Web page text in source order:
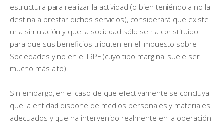
estructura para realizar la actividad (o bien teniéndola no la
destina a prestar dichos servicios), considerará que existe
una simulación y que la sociedad sólo se ha constituido
para que sus beneficios tributen en el Impuesto sobre
Sociedades y no en el IRPF (cuyo tipo marginal suele ser
mucho más alto).
Sin embargo, en el caso de que efectivamente se concluya
que la entidad dispone de medios personales y materiales
adecuados y que ha intervenido realmente en la operación